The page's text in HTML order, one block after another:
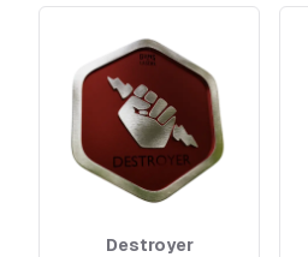
Destroyer